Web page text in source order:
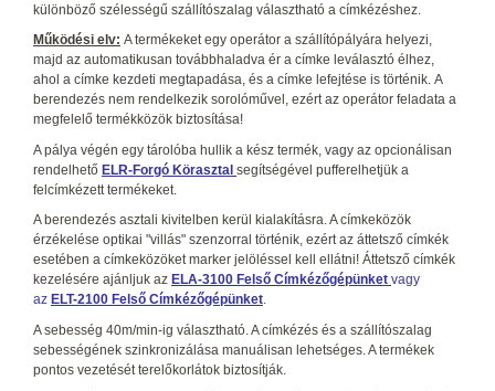
különböző szélességű szállítószalag választható a címkézéshez.
Működési elv: A termékeket egy operátor a szállítópályára helyezi,
majd az automatikusan továbbhaladva ér a címke leválasztó élhez,
ahol a címke kezdeti megtapadása, és a címke lefejtése is történik. A
berendezés nem rendelkezik sorolóművel, ezért az operátor feladata a
megfelelő termékközök biztosítása!
A pálya végén egy tárolóba hullik a kész termék, vagy az opcionálisan
rendelhető ELR-Forgó Körasztal segítségével pufferelhetjük a
felcímkézett termékeket.
A berendezés asztali kivitelben kerül kialakításra. A címkeközök
érzékelése optikai "villás" szenzorral történik, ezért az áttetsző címkék
esetében a címkeközöket marker jelöléssel kell ellátni! Áttetsző címkék
kezelésére ajánljuk az ELA-3100 Felső Címkézőgépünket vagy
az ELT-2100 Felső Címkézőgépünket.
A sebesség 40m/min-ig választható. A címkézés és a szállítószalag
sebességének szinkronizálása manuálisan lehetséges. A termékek
pontos vezetését terelőkorlátok biztosítják.